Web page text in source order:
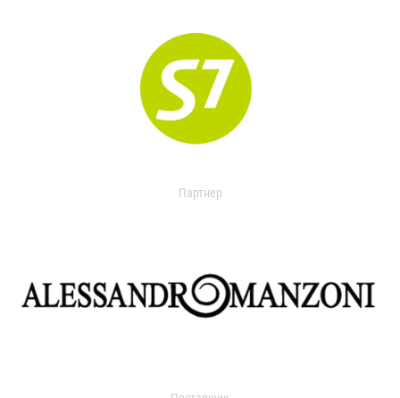
Партнер